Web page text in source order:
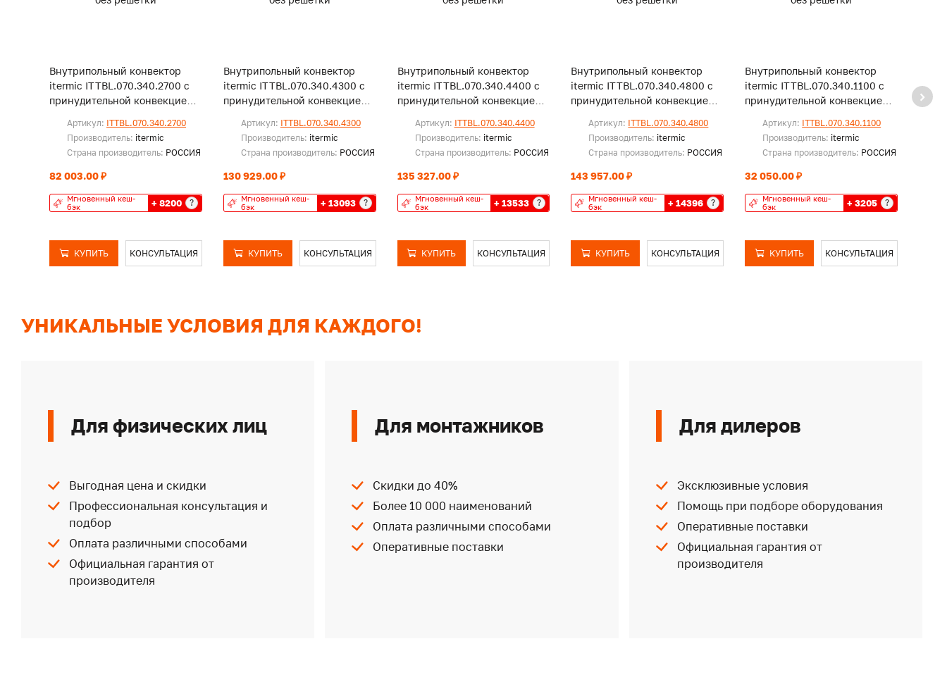
Внутрипольный конвектор
itermic ITTBL.070.340.2700 с
принудительной конвекцией,
Артикул: ITTBL.070.340.2700
Производитель: itermic
Страна производитель: РОССИЯ
82 003.00 ₽
Мгновенный кеш-
бэк
+ 8200 ?
КУПИТЬ КОНСУЛЬТАЦИЯ
Внутрипольный конвектор
itermic ITTBL.070.340.4300 с
принудительной конвекцией,
Артикул: ITTBL.070.340.4300
Производитель: itermic
Страна производитель: РОССИЯ
130 929.00 ₽
Мгновенный кеш-
бэк
+ 13093 ?
КУПИТЬ КОНСУЛЬТАЦИЯ
Внутрипольный конвектор
itermic ITTBL.070.340.4400 с
принудительной конвекцией,
Артикул: ITTBL.070.340.4400
Производитель: itermic
Страна производитель: РОССИЯ
135 327.00 ₽
Мгновенный кеш-
бэк
+ 13533 ?
КУПИТЬ КОНСУЛЬТАЦИЯ
Внутрипольный конвектор
itermic ITTBL.070.340.4800 с
принудительной конвекцией,
Артикул: ITTBL.070.340.4800
Производитель: itermic
Страна производитель: РОССИЯ
143 957.00 ₽
Мгновенный кеш-
бэк
+ 14396 ?
КУПИТЬ КОНСУЛЬТАЦИЯ
Внутрипольный конвектор
itermic ITTBL.070.340.1100 с
принудительной конвекцией,
Артикул: ITTBL.070.340.1100
Производитель: itermic
Страна производитель: РОССИЯ
32 050.00 ₽
Мгновенный кеш-
бэк
+ 3205 ?
КУПИТЬ КОНСУЛЬТАЦИЯ
УНИКАЛЬНЫЕ УСЛОВИЯ ДЛЯ КАЖДОГО!
Для физических лиц
Выгодная цена и скидки
Профессиональная консультация и
подбор
Оплата различными способами
Официальная гарантия от
производителя
Для монтажников
Скидки до 40%
Более 10 000 наименований
Оплата различными способами
Оперативные поставки
Для дилеров
Эксклюзивные условия
Помощь при подборе оборудования
Оперативные поставки
Официальная гарантия от
производителя